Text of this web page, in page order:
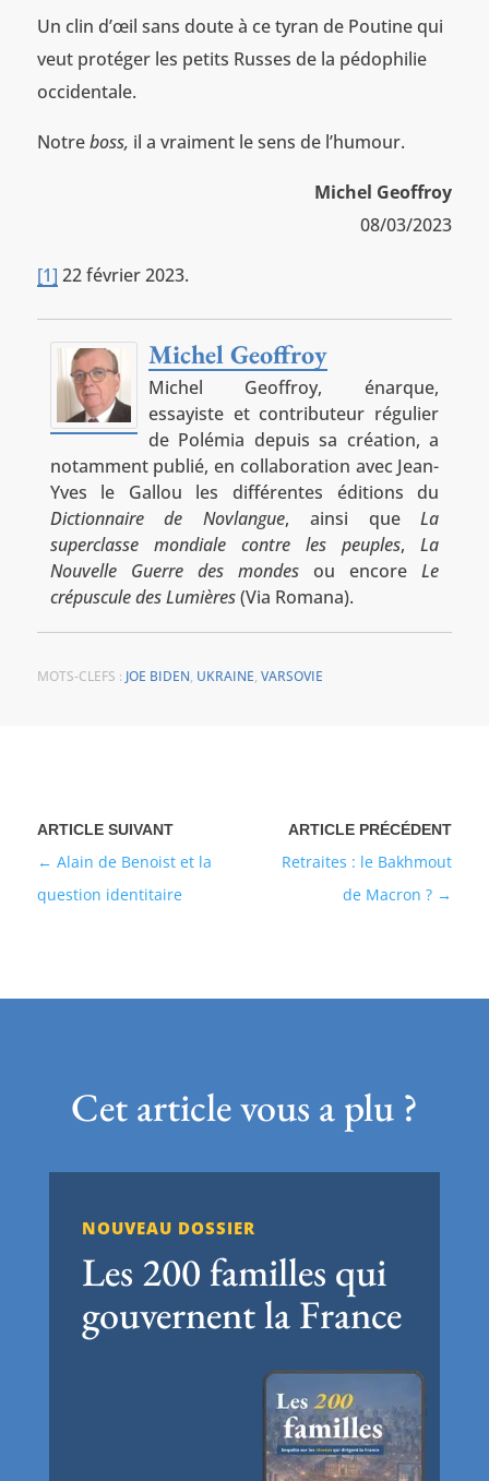
Un clin d’œil sans doute à ce tyran de Poutine qui
veut protéger les petits Russes de la pédophilie
occidentale.
Notreboss, il a vraiment le sens de l’humour.
Michel Geoffroy
08/03/2023
[1] 22 février 2023.
Michel Geoffroy
Michel Geoffroy, énarque,
essayiste et contributeur régulier
de Polémia depuis sa création, a
notamment publié, en collaboration avec Jean-
Yves le Gallou les différentes éditions du
Dictionnaire de Novlangue, ainsi queLa
superclasse mondiale contre les peuples,La
Nouvelle Guerre des mondes ou encoreLe
crépuscule des Lumières(Via Romana).
MOTS-CLEFS : JOE BIDEN, UKRAINE, VARSOVIE
Retraites : le Bakhmout
de Macron ?
Alain de Benoist et la
question identitaire
Cet article vous a plu ?
NOUVEAU DOSSIER
Les 200 familles qui
gouvernent la France